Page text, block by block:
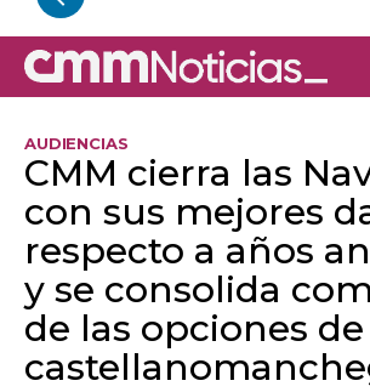
AUDIENCIAS
CMM cierra las
con sus mejores
respecto a años
y se consolida
de las opciones